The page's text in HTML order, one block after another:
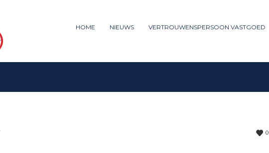
sending an email to support@website.com . Thank you!
HOME NIEUWS VERTROUWENSPERSOON VASTGOED
0